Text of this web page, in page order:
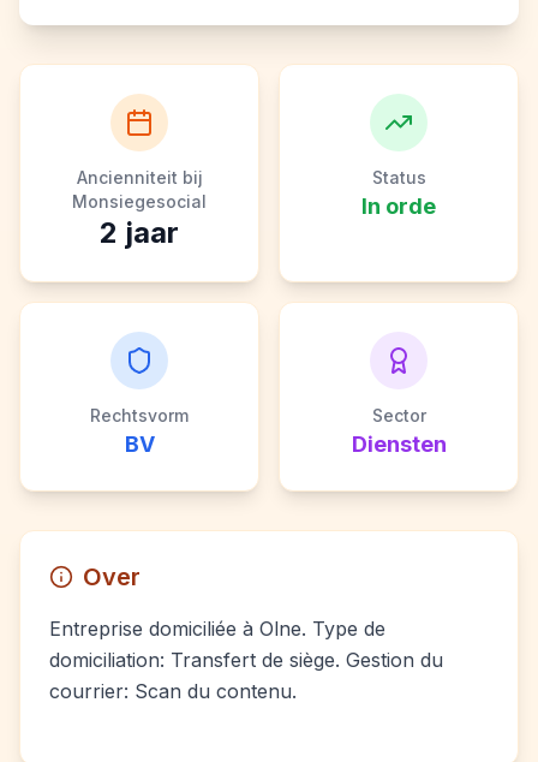
Ancienniteit bij
Monsiegesocial
2 jaar
Status
In orde
Rechtsvorm
BV
Sector
Diensten
Over
Entreprise domiciliée à Olne. Type de
domiciliation: Transfert de siège. Gestion du
courrier: Scan du contenu.